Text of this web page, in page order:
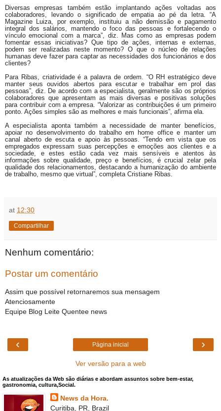
Diversas empresas também estão implantando ações voltadas aos
colaboradores, levando o significado de empatia ao pé da letra. “A
Magazine Luiza, por exemplo, instituiu a não demissão e pagamento
integral dos salários, mantendo o foco das pessoas e fortalecendo o
vínculo emocional com a marca”, diz. Mas como as empresas podem
fomentar essas iniciativas? Que tipo de ações, internas e externas,
podem ser realizadas neste momento? O que o núcleo de relações
humanas deve fazer para captar as necessidades dos funcionários e dos
clientes?
Para Ribas, criatividade é a palavra de ordem. “O RH estratégico deve
manter seus ouvidos abertos para escutar e trabalhar em prol das
pessoas”, diz. De acordo com a especialista, geralmente são os próprios
colaboradores que apresentam as mais diversas e positivas soluções
para contribuir com a empresa. “Valorizar as contribuições é um primeiro
ponto. Ações simples são as melhores e mais funcionais”, afirma ela.
A especialista aponta também a necessidade de manter benefícios,
apoiar no desenvolvimento do trabalho em home office e manter um
canal aberto de escuta e apoio às pessoas. “Tendo em vista que os
empregados expressam suas percepções e emoções aos clientes e a
sociedade, e estes estão cada vez mais sensíveis e atentos às
informações sobre qualidade, preço e benefícios, é crucial zelar pela
qualidade dos relacionamentos, destacando a humanização do ambiente
de trabalho, mesmo que virtual”, completa Cristiane Ribas.
at 12:30
Compartilhar
Nenhum comentário:
Postar um comentário
Assim que possível retornaremos sua mensagem
Atenciosamente
Equipe Blog Leite Quentee news
‹ ›
Página inicial
Ver versão para a web
As atualizações da Web são diárias e abordam assuntos sobre bem-estar,
gastronomia, cultura,Social.
News da Hora.
Curitiba, PR, Brazil